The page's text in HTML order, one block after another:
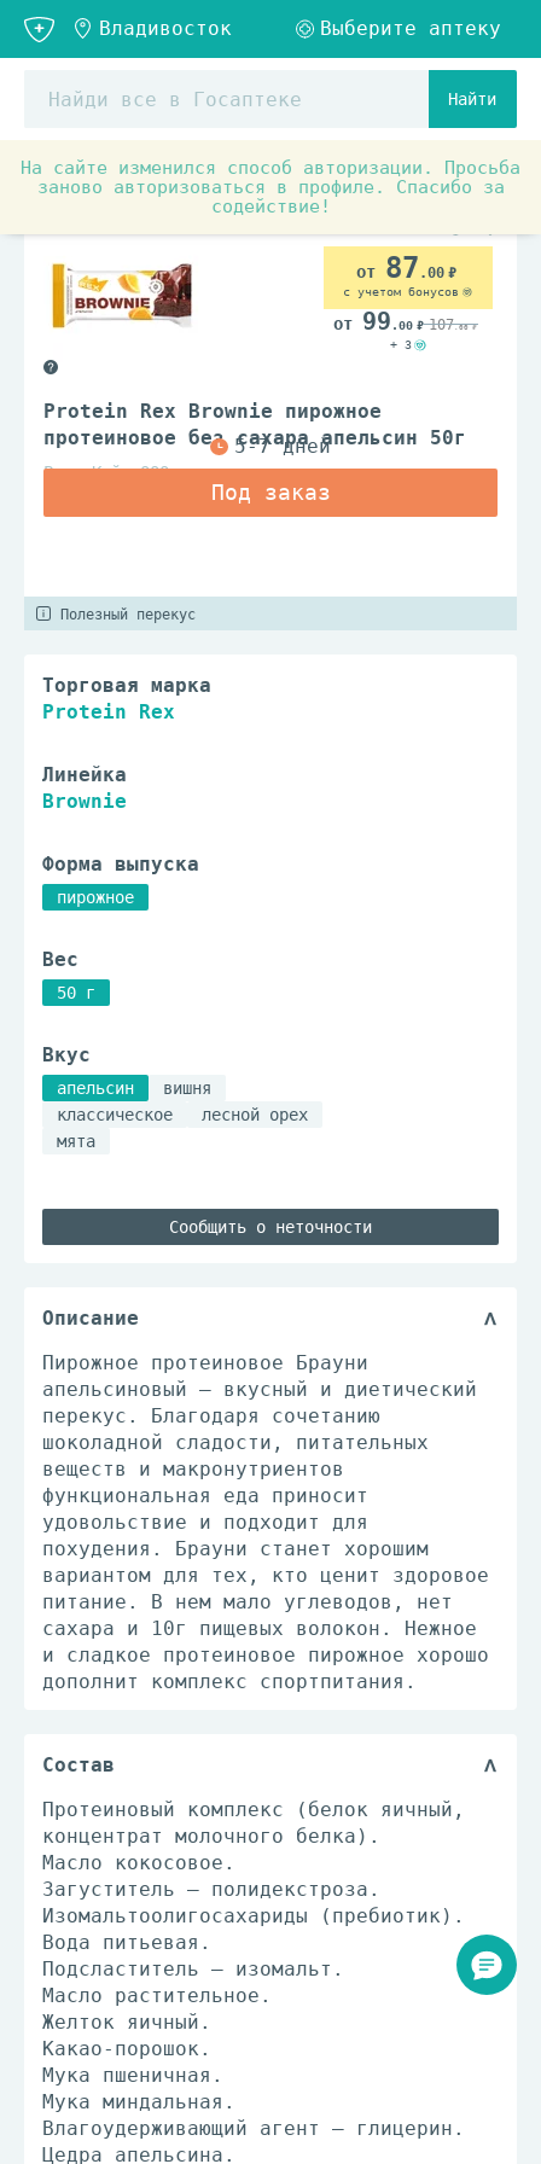
Найти
На сайте изменился способ авторизации. Просьба
заново авторизоваться в профиле. Спасибо за
содействие!
Товары для красоты и здоровья Спортивное питание
Protein Rex Brownie пирожное
протеиновое без сахара апельсин 50г
Роял Кейк ООО
87 .00
с учетом бонусов
99 .00 107.00
+ 3
Полезный перекус
Торговая марка
Protein Rex
Линейка
Brownie
Форма выпуска
пирожное
Вес
50 г
Вкус
апельсин
вишня
классическое
лесной орех
мята
Сообщить о неточности
Описание
Пирожное протеиновое Брауни
апельсиновый – вкусный и диетический
перекус. Благодаря сочетанию
шоколадной сладости, питательных
веществ и макронутриентов
функциональная еда приносит
удовольствие и подходит для
похудения. Брауни станет хорошим
вариантом для тех, кто ценит здоровое
питание. В нем мало углеводов, нет
сахара и 10г пищевых волокон. Нежное
и сладкое протеиновое пирожное хорошо
дополнит комплекс спортпитания.
Состав
Протеиновый комплекс (белок яичный,
концентрат молочного белка).
Масло кокосовое.
Загуститель – полидекстроза.
Изомальтоолигосахариды (пребиотик).
Вода питьевая.
Подсластитель – изомальт.
Масло растительное.
Желток яичный.
Какао-порошок.
Мука пшеничная.
Мука миндальная.
Влагоудерживающий агент – глицерин.
Цедра апельсина.